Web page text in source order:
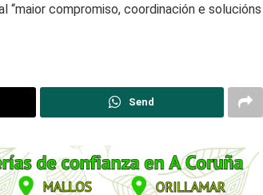
“maior compromiso, coordinación e solucións
Send